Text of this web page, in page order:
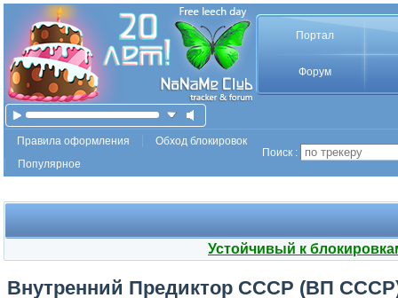
Портал
Форум
Правила оформления
Обход блокировок
Популярное
Поиск :
Устойчивый к
Внутренний Предиктор СССР (ВП